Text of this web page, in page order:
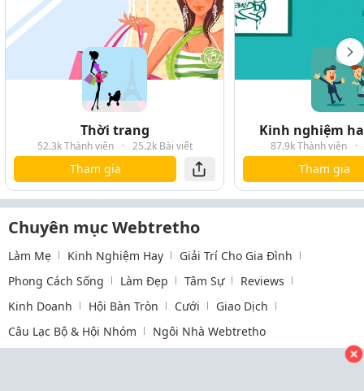
Thời trang
52.3k Thành viên · 25.2k Bài viết
Tham gia
Kinh nghiệm
87.9k Thành viên ·
Tham gia
Chuyên mục Webtretho
Làm Mẹ Kinh Nghiệm Hay
Giải Trí Cho Gia Đình
Phong Cách Sống
Làm Đẹp Tâm Sự
Reviews
Kinh Doanh
Hội Bàn Tròn Cưới
Giao Dịch
Câu Lạc Bộ & Hội Nhóm
Ngôi Nhà Webtretho